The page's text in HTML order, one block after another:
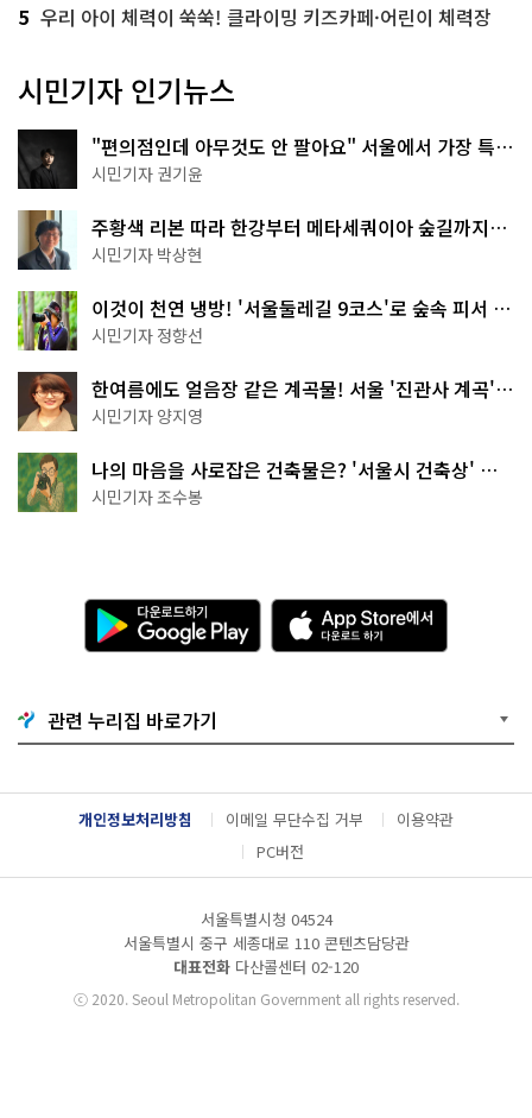
5 우리 아이 체력이 쑥쑥! 클라이밍 키즈카페·어린이 체력장
시민기자 인기뉴스
"편의점인데 아무것도 안 팔아요" 서울에서 가장 특별
한 편의점의 정체
시민기자 권기윤
주황색 리본 따라 한강부터 메타세쿼이아 숲길까지…
서울둘레길 15코스
시민기자 박상현
이것이 천연 냉방! '서울둘레길 9코스'로 숲속 피서 떠
나볼까
시민기자 정향선
한여름에도 얼음장 같은 계곡물! 서울 '진관사 계곡'이
천국이네~
시민기자 양지영
나의 마음을 사로잡은 건축물은? '서울시 건축상' 수
상작 공개!
시민기자 조수봉
다
운
로
기
G
o
g
l
e
A
p
p
e
서
다
운
관련 누리집 바로가기
개인정보처리방침 이메일 무단수집 거부
이용약관
PC버전
서울특별시청 04524
서울특별시 중구 세종대로 110 콘텐츠담당관
대표전화 다산콜센터 02-120
ⓒ2020. Seoul Metropolitan Government all rights reserved.